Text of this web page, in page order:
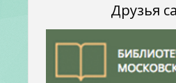
Друзья